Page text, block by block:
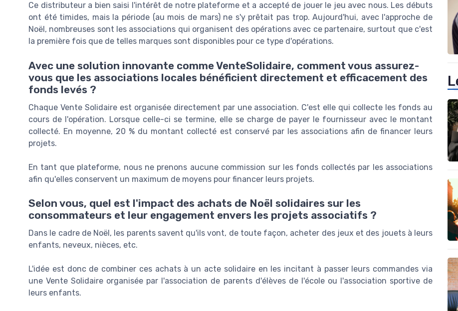
Ce distributeur a bien saisi l'intérêt de notre plateforme et a accepté de jouer le jeu avec nous. Les débuts
ont été timides, mais la période (au mois de mars) ne s'y prêtait pas trop. Aujourd'hui, avec l'approche de
Noël, nombreuses sont les associations qui organisent des opérations avec ce partenaire, surtout que c'est
la première fois que de telles marques sont disponibles pour ce type d'opérations.
Avec une solution innovante comme VenteSolidaire, comment vous assurez-
vous que les associations locales bénéficient directement et efficacement des
fonds levés ?
Chaque Vente Solidaire est organisée directement par une association. C'est elle qui collecte les fonds au
cours de l'opération. Lorsque celle-ci se termine, elle se charge de payer le fournisseur avec le montant
collecté. En moyenne, 20 % du montant collecté est conservé par les associations afin de financer leurs
projets.
En tant que plateforme, nous ne prenons aucune commission sur les fonds collectés par les associations
afin qu'elles conservent un maximum de moyens pour financer leurs projets.
Selon vous, quel est l'impact des achats de Noël solidaires sur les
consommateurs et leur engagement envers les projets associatifs ?
Dans le cadre de Noël, les parents savent qu'ils vont, de toute façon, acheter des jeux et des jouets à leurs
enfants, neveux, nièces, etc.
L'idée est donc de combiner ces achats à un acte solidaire en les incitant à passer leurs commandes via
une Vente Solidaire organisée par l'association de parents d'élèves de l'école ou l'association sportive de
leurs enfants.